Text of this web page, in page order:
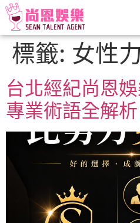
標籤: 女性
台北經紀尚恩
專業術語全解析